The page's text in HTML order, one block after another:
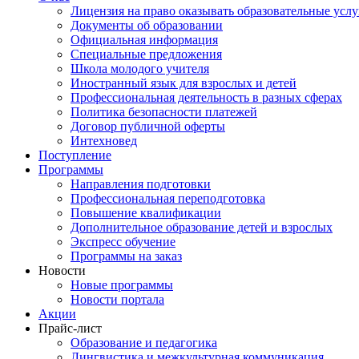
Лицензия на право оказывать образовательные
Документы об образовании
Официальная информация
Специальные предложения
Школа молодого учителя
Иностранный язык для взрослых и детей
Профессиональная деятельность в разных сферах
Политика безопасности платежей
Договор публичной оферты
Интехновед
Поступление
Программы
Направления подготовки
Профессиональная переподготовка
Повышение квалификации
Дополнительное образование детей и взрослых
Экспресс обучение
Программы на заказ
Новости
Новые программы
Новости портала
Акции
Прайс-лист
Образование и педагогика